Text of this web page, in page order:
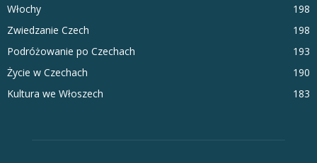
Włochy
198
Zwiedzanie Czech
198
Podróżowanie po Czechach
193
Życie w Czechach
190
Kultura we Włoszech
183